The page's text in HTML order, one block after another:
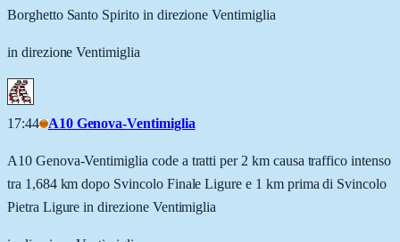
Borghetto Santo Spirito in direzione Ventimiglia
in direzione Ventimiglia
17:44 A10 Genova-Ventimiglia
A10 Genova-Ventimiglia code a tratti per 2 km causa traffico intenso
tra 1,684 km dopo Svincolo Finale Ligure e 1 km prima di Svincolo
Pietra Ligure in direzione Ventimiglia